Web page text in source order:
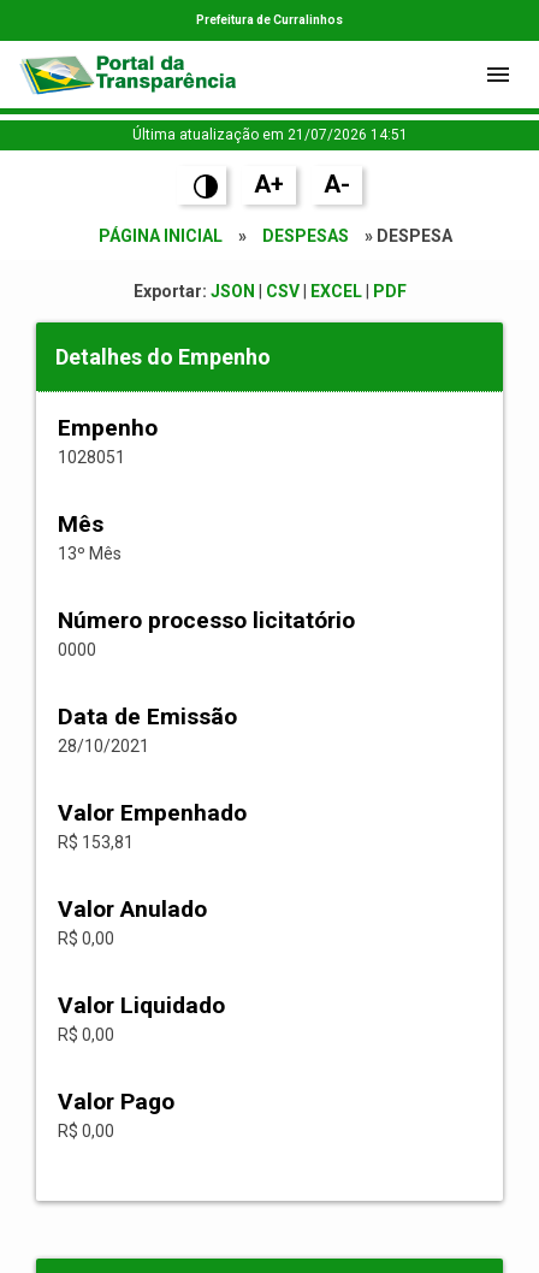
Prefeitura de Curralinhos
Última atualização em 21/07/2026 14:51
A+ A-
PÁGINA INICIAL » DESPESAS » DESPESA
Exportar: JSON CSV| EXCEL| PDF
Detalhes do Empenho
Empenho
1028051
Mês
13º Mês
Número processo licitatório
0000
Data de Emissão
28/10/2021
Valor Empenhado
R$ 153,81
Valor Anulado
R$ 0,00
Valor Liquidado
R$ 0,00
Valor Pago
R$ 0,00